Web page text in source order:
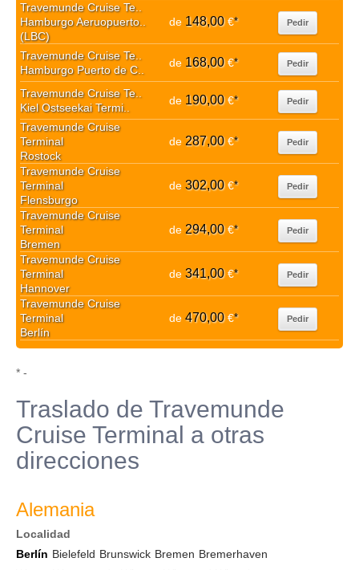
Travemunde Cruise Te..
Hamburgo Aeruopuerto..
(LBC)
de 148,00€* Pedir
Travemunde Cruise Te..
Hamburgo Puerto de C..
de 168,00€* Pedir
Travemunde Cruise Te..
Kiel Ostseekai Termi..
de 190,00€* Pedir
Travemunde Cruise
Terminal
Rostock
de 287,00€* Pedir
Travemunde Cruise
Terminal
Flensburgo
de 302,00€* Pedir
Travemunde Cruise
Terminal
Bremen
de 294,00€* Pedir
Travemunde Cruise
Terminal
Hannover
de 341,00€* Pedir
Travemunde Cruise
Terminal
Berlín
de 470,00€* Pedir
* -
Traslado de Travemunde
Cruise Terminal a otras
direcciones
Alemania
Localidad
Berlín Bielefeld Brunswick Bremen Bremerhaven